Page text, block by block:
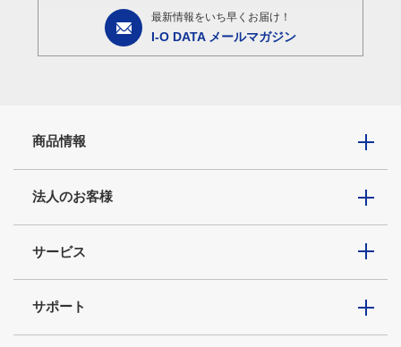
最新情報をいち早くお届け！
I-O DATA メールマガジン
商品情報
法人のお客様
サービス
サポート